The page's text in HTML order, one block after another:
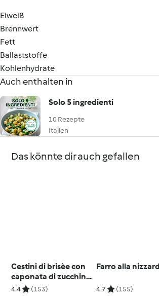
Eiweiß
Brennwert
Fett
Ballaststoffe
Kohlenhydrate
Auch enthalten in
Solo 5 ingredienti
10 Rezepte
Italien
Das könnte dir auch gefallen
Cestini di brisèe con
caponata di zucchine
e melanzane
4.4 (153)
Farro alla
4.7 (155)